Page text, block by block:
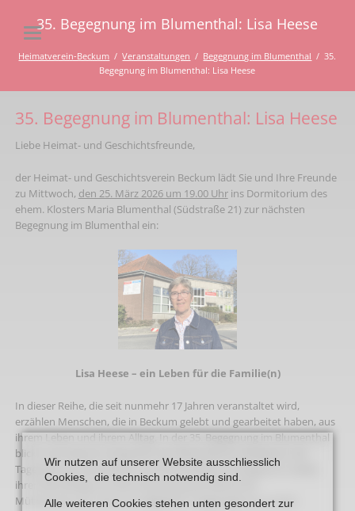
35. Begegnung im Blumenthal: Lisa Heese
Heimatverein-Beckum Veranstaltungen Begegnung im Blumenthal
35.
Begegnung im Blumenthal: Lisa Heese
35. Begegnung im Blumenthal: Lisa Heese
Liebe Heimat- und Geschichtsfreunde,
der Heimat- und Geschichtsverein Beckum lädt Sie und Ihre Freunde
zu Mittwoch, den 25. März 2026 um 19.00 Uhrins Dormitorium des
ehem. Klosters Maria Blumenthal (Südstraße 21) zur nächsten
Begegnung im Blumenthal ein:
Lisa Heese – ein Leben für die Familie(n)
In dieser Reihe, die seit nunmehr 17 Jahren veranstaltet wird,
erzählen Menschen, die in Beckum gelebt und gearbeitet haben, aus
ihrem Leben und ihrem Alltag. In der 35. Begegnung im Blumenthal
blickt Lisa Heese im Gespräch mit Alfred Mense, Redakteur der
Tageszeitung „Die Glocke“, auf Ihre Kindheit und Jugend in Oelde,
ihren Berufsweg und die Entwicklung des Beckumer
Mütterzentrums, das sie maßgeblich mitgeprägt hat, zurück.
Wir nutzen auf unserer Website ausschliesslich
Cookies, die technisch notwendig sind.
Alle weiteren Cookies stehen unten gesondert zur